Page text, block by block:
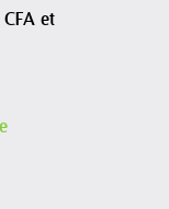
et